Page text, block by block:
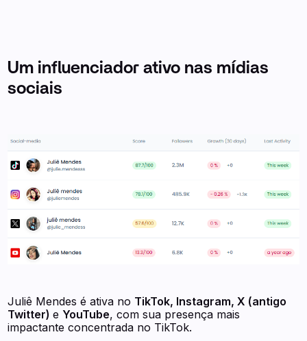
Um influenciador ativo nas mídias
sociais
Juliê Mendes é ativa no TikTok, Instagram, X (antigo
Twitter)e YouTube, com sua presença mais
impactante concentrada no TikTok.